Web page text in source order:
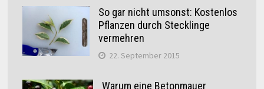
So gar nicht umsonst: Kostenlos
Pflanzen durch Stecklinge
vermehren
22. September 2015
Warum eine Betonmauer